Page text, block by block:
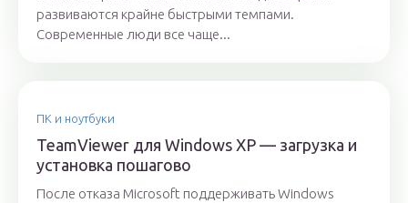
развиваются крайне быстрыми темпами.
Современные люди все чаще...
ПК и ноутбуки
TeamViewer для Windows XP — загрузка и
установка пошагово
После отказа Microsoft поддерживать Windows